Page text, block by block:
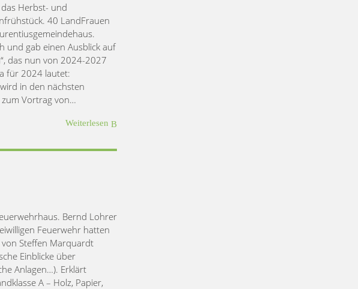
Herbst- und
40 LandFrauen
und gab einen Ausblick auf
das nun von 2024-2027
für 2024 lautet:
in den nächsten
Vortrag von…
Weiterlesen
Bernd Lohrer
Feuerwehr hatten
Steffen Marquardt
Einblicke über
Anlagen…). Erklärt
A – Holz, Papier,